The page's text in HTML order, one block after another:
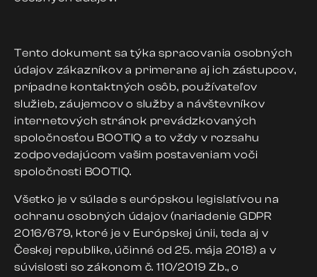
Tento dokument sa týka spracovania osobných
údajov zákazníkov a primerane aj ich zástupcov,
prípadne kontaktných osôb, používateľov
služieb, záujemcov o služby a návštevníkov
internetových stránok prevádzkovaných
spoločnosťou BOOTIQ a to vždy v rozsahu
zodpovedajúcom vašim postaveniam voči
spoločnosti BOOTIQ.
Všetko je v súlade s európskou legislatívou na
ochranu osobných údajov (nariadenie GDPR
2016/679, ktoré je v Európskej únii, teda aj v
Českej republike, účinné od 25. mája 2018) a v
súvislosti so zákonom č. 110/2019 Zb., o